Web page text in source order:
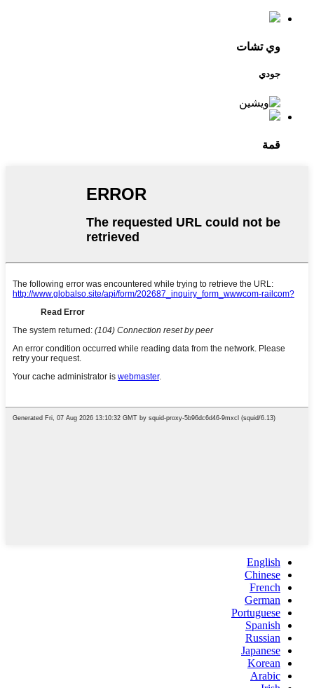
وي تشات
جودي
قمة
English
Chinese
French
German
Portuguese
Spanish
Russian
Japanese
Korean
Arabic